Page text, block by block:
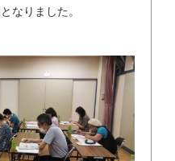
なりました。